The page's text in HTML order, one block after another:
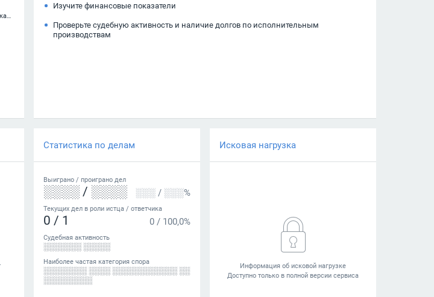
42.22 — Строительство коммунальных объектов для обеспечения электроэнергией и телекоммуникациями
Изучите финансовые показатели
Проверьте судебную активность и наличие долгов по исполнительным
производствам
Статистика по делам
Выиграно / проиграно дел
░░░░ / ░░░░ ░░░ / ░░░%
Текущих дел в роли истца / ответчика
0 / 1 0 / 100,0%
Судебная активность
░░░░░░░ ░░░░░
Наиболее частая категория спора
░░░░░░░░ ░░░░ ░░░░░░░░░░░░ ░░
░░░░░░░░░
Исковая нагрузка